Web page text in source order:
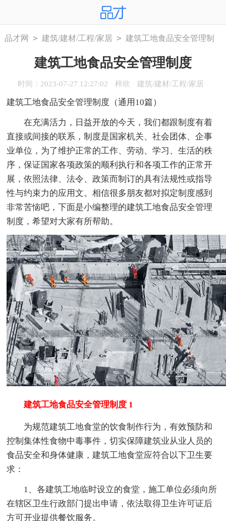
品才网 > 建筑/建材/工程/家居 > 建筑工地食品安全管理制
建筑工地食品安全管理制度
时间：2023-07-27 12:27:02 梓欣 建筑/建材/工程/家居
建筑工地食品安全管理制度（通用10篇）
在充满活力，日益开放的今天，我们都跟制度有着
直接或间接的联系，制度是国家机关、社会团体、企事
业单位，为了维护正常的工作、劳动、学习、生活的秩
序，保证国家各项政策的顺利执行和各项工作的正常开
展，依照法律、法令、政策而制订的具有法规性或指导
性与约束力的应用文。相信很多朋友都对拟定制度感到
非常苦恼吧，下面是小编整理的建筑工地食品安全管理
制度，希望对大家有所帮助。
建筑工地食品安全管理制度 1
为规范建筑工地食堂的饮食制作行为，有效预防和
控制集体性食物中毒事件，切实保障建筑业从业人员的
食品安全和身体健康，建筑工地食堂应符合以下卫生要
求：
1、各建筑工地临时设立的食堂，施工单位必须向所
在辖区卫生行政部门提出申请，依法取得卫生许可证后
方可开业提供餐饮服务。